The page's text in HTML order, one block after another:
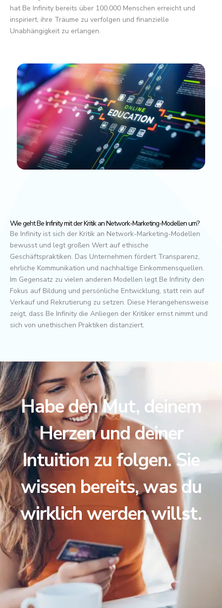
hat Be Infinity bereits über 100.000 Menschen erreicht und
inspiriert, ihre Träume zu verfolgen und finanzielle
Unabhängigkeit zu erlangen.
Wie geht Be Infinity mit der Kritik an Network-Marketing-Modellen um?
Be Infinity ist sich der Kritik an Network-Marketing-Modellen
bewusst und legt großen Wert auf ethische
Geschäftspraktiken. Das Unternehmen fördert Transparenz,
ehrliche Kommunikation und nachhaltige Einkommensquellen.
Im Gegensatz zu vielen anderen Modellen legt Be Infinity den
Fokus auf Bildung und persönliche Entwicklung, statt rein auf
Verkauf und Rekrutierung zu setzen. Diese Herangehensweise
zeigt, dass Be Infinity die Anliegen der Kritiker ernst nimmt und
sich von unethischen Praktiken distanziert.
Habe den Mut, deinem
Herzen und deiner
Intuition zu folgen. Sie
wissen bereits, was du
wirklich werden willst.